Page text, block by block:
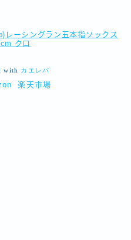
レーシングラン五本指ソックス
クロ
with カエレバ
楽天市場